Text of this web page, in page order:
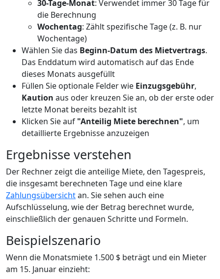
30-Tage-Monat: Verwendet immer 30 Tage für
die Berechnung
Wochentag: Zählt spezifische Tage (z. B. nur
Wochentage)
Wählen Sie das Beginn-Datum des Mietvertrags.
Das Enddatum wird automatisch auf das Ende
dieses Monats ausgefüllt
Füllen Sie optionale Felder wie Einzugsgebühr,
Kaution aus oder kreuzen Sie an, ob der erste oder
letzte Monat bereits bezahlt ist
Klicken Sie auf "Anteilig Miete berechnen", um
detaillierte Ergebnisse anzuzeigen
Ergebnisse verstehen
Der Rechner zeigt die anteilige Miete, den Tagespreis,
die insgesamt berechneten Tage und eine klare
Zahlungsübersichtan. Sie sehen auch eine
Aufschlüsselung, wie der Betrag berechnet wurde,
einschließlich der genauen Schritte und Formeln.
Beispielszenario
Wenn die Monatsmiete 1.500 $ beträgt und ein Mieter
am 15. Januar einzieht: